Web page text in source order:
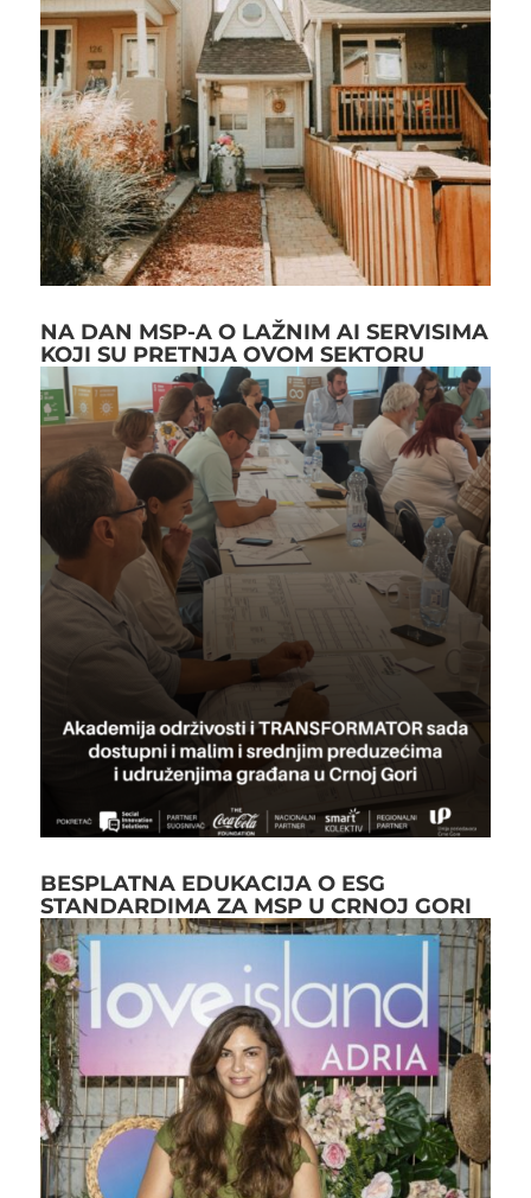
NA DAN MSP-A O LAŽNIM AI SERVISIMA
KOJI SU PRETNJA OVOM SEKTORU
BESPLATNA EDUKACIJA O ESG
STANDARDIMA ZA MSP U CRNOJ GORI